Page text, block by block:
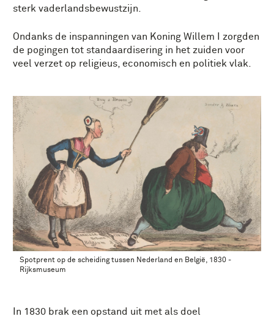
sterk vaderlandsbewustzijn.
Ondanks de inspanningen van Koning Willem I zorgden
de pogingen tot standaardisering in het zuiden voor
veel verzet op religieus, economisch en politiek vlak.
Spotprent op de scheiding tussen Nederland en België, 1830 -
Rijksmuseum
In 1830 brak een opstand uit met als doel